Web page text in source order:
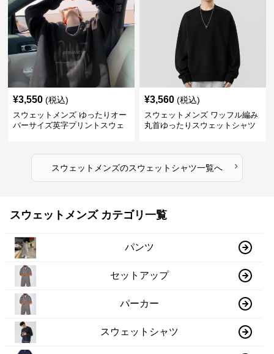
¥3,550 (税込)
スウェットメンズ ゆったりオー
バーサイズ英字プリントスウェ
¥3,560 (税込)
スウェットメンズ ワッフル編み
丸首ゆったりスウェットシャツ
スウェットメンズのスウェットシャツ一覧へ ›
スウェットメンズ カテゴリ一覧
パンツ
セットアップ
パーカー
スウェットシャツ